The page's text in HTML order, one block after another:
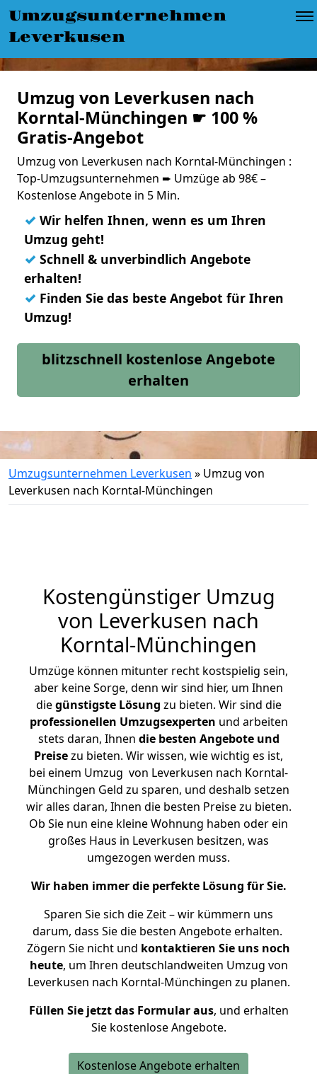
Umzugsunternehmen
Leverkusen
Umzug von Leverkusen nach
Korntal-Münchingen ☛ 100 %
Gratis-Angebot
Umzug von Leverkusen nach Korntal-Münchingen :
Top-Umzugsunternehmen ➨ Umzüge ab 98€ –
Kostenlose Angebote in 5 Min.
✓ Wir helfen Ihnen, wenn es um Ihren
Umzug geht!
✓ Schnell & unverbindlich Angebote
erhalten!
✓ Finden Sie das beste Angebot für Ihren
Umzug!
blitzschnell kostenlose Angebote
erhalten
Umzugsunternehmen Leverkusen » Umzug von
Leverkusen nach Korntal-Münchingen
Kostengünstiger Umzug
von Leverkusen nach
Korntal-Münchingen
Umzüge können mitunter recht kostspielig sein,
aber keine Sorge, denn wir sind hier, um Ihnen
diegünstigste Lösung zu bieten. Wir sind die
professionellen Umzugsexperten und arbeiten
stets daran, Ihnen die besten Angebote und
Preisezu bieten. Wir wissen, wie wichtig es ist,
bei einem Umzug von Leverkusen nach Korntal-
Münchingen Geld zu sparen, und deshalb setzen
wir alles daran, Ihnen die besten Preise zu bieten.
Ob Sie nun eine kleine Wohnung haben oder ein
großes Haus in Leverkusen besitzen, was
umgezogen werden muss.
Wir haben immer die perfekte Lösung für Sie.
Sparen Sie sich die Zeit – wir kümmern uns
darum, dass Sie die besten Angebote erhalten.
Zögern Sie nicht und kontaktieren Sie uns noch
heute, um Ihren deutschlandweiten Umzug von
Leverkusen nach Korntal-Münchingen zu planen.
Füllen Sie jetzt das Formular aus, und erhalten
Sie kostenlose Angebote.
Kostenlose Angebote erhalten